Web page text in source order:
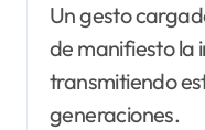
Un gesto
de manifiesto la
transmitiendo
generaciones.